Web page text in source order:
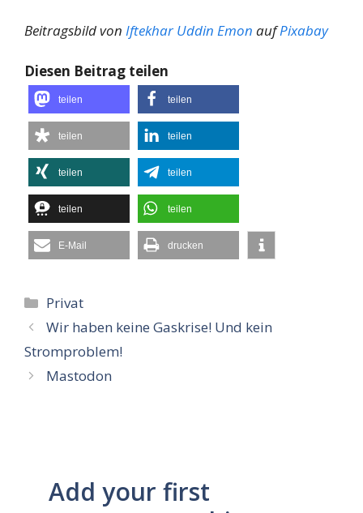
Beitragsbild von Iftekhar Uddin Emon aufPixabay
Diesen Beitrag teilen
teilen teilen
teilen teilen
teilen teilen
teilen teilen
E-Mail drucken
Kategorien
Privat
Wir haben keine Gaskrise! Und kein
Stromproblem!
Mastodon
Add your first